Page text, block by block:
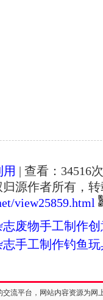
| 查看： 34516
源作者所有，
view25859.html
志废物手工制作
志手工制作钓鱼
交流平台，网站内容资源为